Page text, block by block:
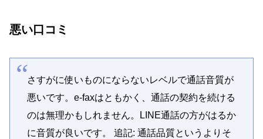
悪い口コミ
さすがに使いものにならないレベルで通話音質が
悪いです。e-faxはともかく、通話の契約を続ける
のは無理かもしれません。LINE通話の方がはるか
に音質が良いです。 追記: 通話品質というよりそ